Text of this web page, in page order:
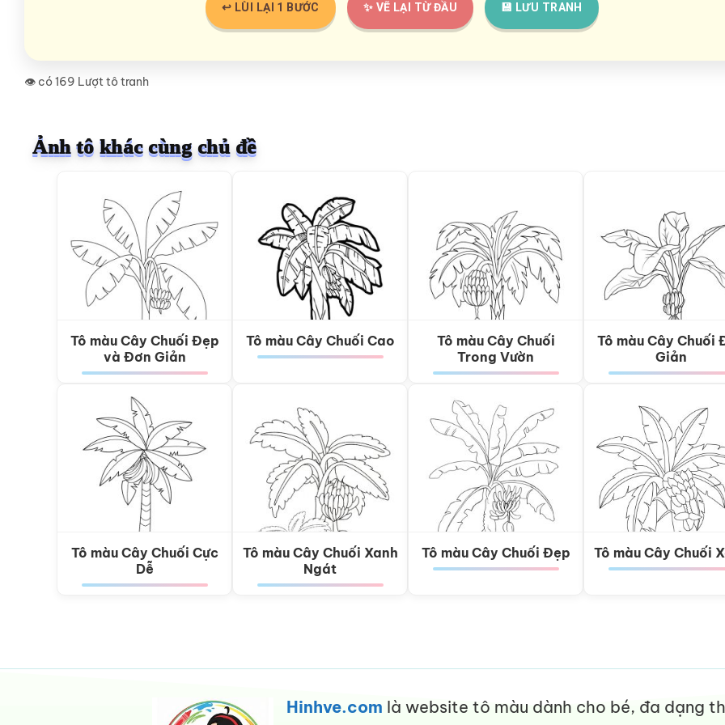
↩️ LÙI LẠI 1 BƯỚC ✨ VẼ LẠI TỪ ĐẦU 💾 LƯU TRANH
👁️ có 169 Lượt tô tranh
Ảnh tô khác cùng chủ đề
Tô màu Cây Chuối Đẹp
và Đơn Giản
Tô màu Cây Chuối Cao
Tô màu Cây Chuối
Trong Vườn
Tô màu Cây Chuối
Giản
Tô màu Cây Chuối Cực
Dễ
Tô màu Cây Chuối Xanh
Ngát
Tô màu Cây Chuối Đẹp Tô màu Cây Chuối
Hinhve.com là website tô màu dành cho bé, đa dạng